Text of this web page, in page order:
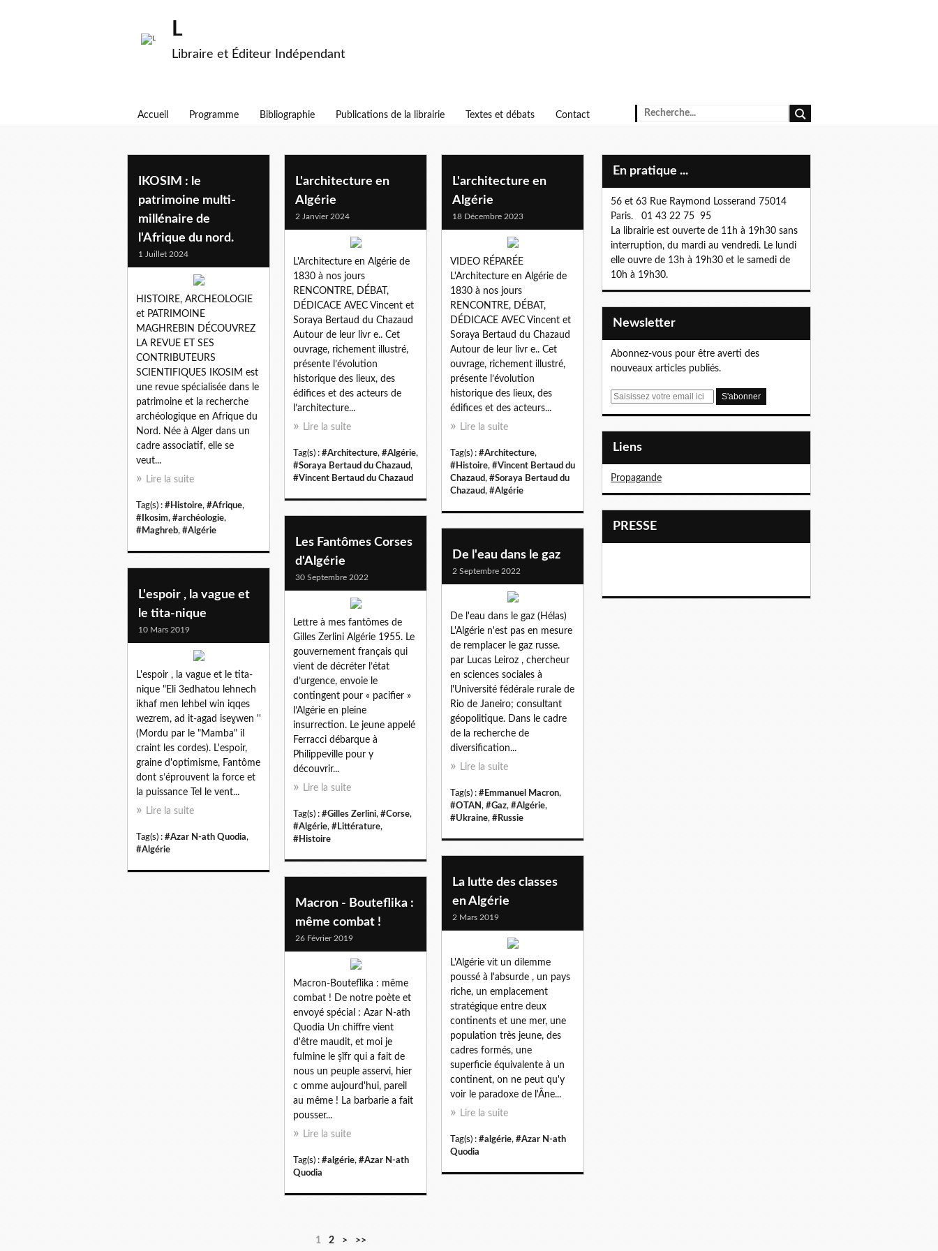
L
Libraire et Éditeur Indépendant
Accueil Programme Bibliographie Publications de la librairie Textes et débats Contact
algerie
IKOSIM : le
patrimoine multi-
millénaire de
l'Afrique du nord.
1 Juillet 2024
HISTOIRE, ARCHEOLOGIE
et PATRIMOINE
MAGHREBIN DÉCOUVREZ
LA REVUE ET SES
CONTRIBUTEURS
SCIENTIFIQUES IKOSIM est
une revue spécialisée dans le
patrimoine et la recherche
archéologique en Afrique du
Nord. Née à Alger dans un
cadre associatif, elle se
veut...
Lire la suite
Tag(s) : #Histoire, #Afrique,
#Ikosim, #archéologie,
#Maghreb, #Algérie
L'architecture en
Algérie
2 Janvier 2024
L'Architecture en Algérie de
1830 à nos jours
RENCONTRE, DÉBAT,
DÉDICACE AVEC Vincent et
Soraya Bertaud du Chazaud
Autour de leur livr e.. Cet
ouvrage, richement illustré,
présente l’évolution
historique des lieux, des
édifices et des acteurs de
l’architecture...
Lire la suite
Tag(s) : #Architecture, #Algérie,
#Soraya Bertaud du Chazaud,
#Vincent Bertaud du Chazaud
L'architecture en
Algérie
18 Décembre 2023
VIDEO RÉPARÉE
L'Architecture en Algérie de
1830 à nos jours
RENCONTRE, DÉBAT,
DÉDICACE AVEC Vincent et
Soraya Bertaud du Chazaud
Autour de leur livr e.. Cet
ouvrage, richement illustré,
présente l’évolution
historique des lieux, des
édifices et des acteurs...
Lire la suite
Tag(s) : #Architecture,
#Histoire, #Vincent Bertaud du
Chazaud, #Soraya Bertaud du
Chazaud, #Algérie
Les Fantômes Corses
d'Algérie
30 Septembre 2022
Lettre à mes fantômes de
Gilles Zerlini Algérie 1955. Le
gouvernement français qui
vient de décréter l’état
d’urgence, envoie le
contingent pour « pacifier »
l’Algérie en pleine
insurrection. Le jeune appelé
Ferracci débarque à
Philippeville pour y
découvrir...
Lire la suite
Tag(s) : #Gilles Zerlini, #Corse,
#Algérie, #Littérature,
#Histoire
De l'eau dans le gaz
2 Septembre 2022
De l'eau dans le gaz (Hélas)
L'Algérie n'est pas en mesure
de remplacer le gaz russe.
par Lucas Leiroz , chercheur
en sciences sociales à
l'Université fédérale rurale de
Rio de Janeiro; consultant
géopolitique. Dans le cadre
de la recherche de
diversification...
Lire la suite
Tag(s) : #Emmanuel Macron,
#OTAN, #Gaz, #Algérie,
#Ukraine, #Russie
L'espoir , la vague et
le tita-nique
10 Mars 2019
L'espoir , la vague et le tita-
nique "Eli 3edhatou lehnech
ikhaf men lehbel win iqqes
wezrem, ad it-agad iseɣwen ''
(Mordu par le "Mamba" il
craint les cordes). L'espoir,
graine d'optimisme, Fantôme
dont s’éprouvent la force et
la puissance Tel le vent...
Lire la suite
Tag(s) : #Azar N-ath Quodia,
#Algérie
La lutte des classes
en Algérie
2 Mars 2019
L'Algérie vit un dilemme
poussé à l'absurde , un pays
riche, un emplacement
stratégique entre deux
continents et une mer, une
population très jeune, des
cadres formés, une
superficie équivalente à un
continent, on ne peut qu'y
voir le paradoxe de l'Âne...
Lire la suite
Tag(s) : #algérie, #Azar N-ath
Quodia
Macron - Bouteflika :
même combat !
26 Février 2019
Macron-Bouteflika : même
combat ! De notre poète et
envoyé spécial : Azar N-ath
Quodia Un chiffre vient
d'être maudit, et moi je
fulmine le ṣĭfr qui a fait de
nous un peuple asservi, hier
c omme aujourd'hui, pareil
au même ! La barbarie a fait
pousser...
Lire la suite
Tag(s) : #algérie, #Azar N-ath
Quodia
1 2 > >>
En pratique ...
56 et 63 Rue Raymond Losserand 75014
Paris. 01 43 22 75 95
La librairie est ouverte de 11h à 19h30 sans
interruption, du mardi au vendredi. Le lundi
elle ouvre de 13h à 19h30 et le samedi de
10h à 19h30.
Newsletter
Abonnez-vous pour être averti des
nouveaux articles publiés.
E
Liens
Propagande
PRESSE